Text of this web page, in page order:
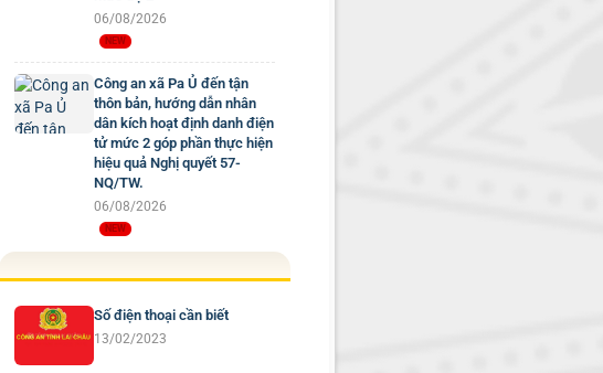
06/08/2026
Công an xã Pa Ủ đến tận
thôn bản, hướng dẫn nhân
dân kích hoạt định danh điện
tử mức 2 góp phần thực hiện
hiệu quả Nghị quyết 57-
NQ/TW.
06/08/2026
Số điện thoại cần biết
13/02/2023